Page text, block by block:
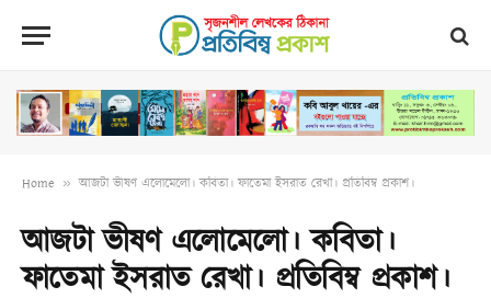
Home » আজটা ভীষণ এলোমেলো। কবিতা। ফাতেমা ইসরাত রেখা। প্রতিবিম্ব প্রকাশ।
আজটা ভীষণ এলোমেলো। কবিতা।
ফাতেমা ইসরাত রেখা। প্রতিবিম্ব প্রকাশ।